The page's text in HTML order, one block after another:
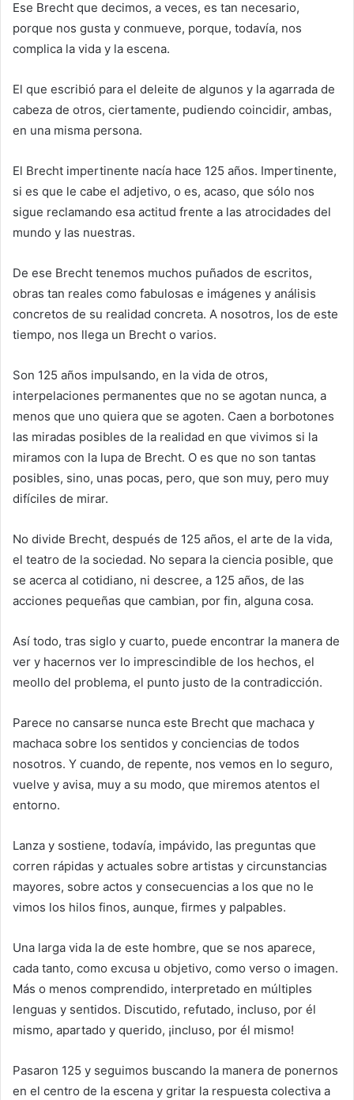
Ese Brecht que decimos, a veces, es tan necesario,
porque nos gusta y conmueve, porque, todavía, nos
complica la vida y la escena.
El que escribió para el deleite de algunos y la agarrada de
cabeza de otros, ciertamente, pudiendo coincidir, ambas,
en una misma persona.
El Brecht impertinente nacía hace 125 años. Impertinente,
si es que le cabe el adjetivo, o es, acaso, que sólo nos
sigue reclamando esa actitud frente a las atrocidades del
mundo y las nuestras.
De ese Brecht tenemos muchos puñados de escritos,
obras tan reales como fabulosas e imágenes y análisis
concretos de su realidad concreta. A nosotros, los de este
tiempo, nos llega un Brecht o varios.
Son 125 años impulsando, en la vida de otros,
interpelaciones permanentes que no se agotan nunca, a
menos que uno quiera que se agoten. Caen a borbotones
las miradas posibles de la realidad en que vivimos si la
miramos con la lupa de Brecht. O es que no son tantas
posibles, sino, unas pocas, pero, que son muy, pero muy
difíciles de mirar.
No divide Brecht, después de 125 años, el arte de la vida,
el teatro de la sociedad. No separa la ciencia posible, que
se acerca al cotidiano, ni descree, a 125 años, de las
acciones pequeñas que cambian, por fin, alguna cosa.
Así todo, tras siglo y cuarto, puede encontrar la manera de
ver y hacernos ver lo imprescindible de los hechos, el
meollo del problema, el punto justo de la contradicción.
Parece no cansarse nunca este Brecht que machaca y
machaca sobre los sentidos y conciencias de todos
nosotros. Y cuando, de repente, nos vemos en lo seguro,
vuelve y avisa, muy a su modo, que miremos atentos el
entorno.
Lanza y sostiene, todavía, impávido, las preguntas que
corren rápidas y actuales sobre artistas y circunstancias
mayores, sobre actos y consecuencias a los que no le
vimos los hilos finos, aunque, firmes y palpables.
Una larga vida la de este hombre, que se nos aparece,
cada tanto, como excusa u objetivo, como verso o imagen.
Más o menos comprendido, interpretado en múltiples
lenguas y sentidos. Discutido, refutado, incluso, por él
mismo, apartado y querido, ¡incluso, por él mismo!
Pasaron 125 y seguimos buscando la manera de ponernos
en el centro de la escena y gritar la respuesta colectiva a